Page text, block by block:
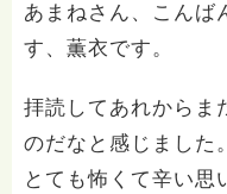
あまねさん、こんば
す、薫衣です。
拝読してあれからま
のだなと感じました。
とても怖くて辛い思